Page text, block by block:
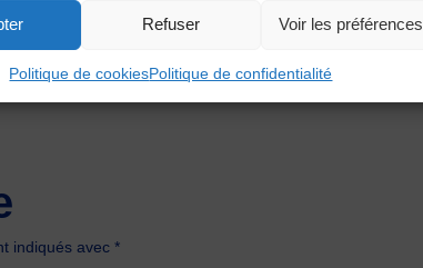
Refuser Voir les préférences
Politique de cookiesPolitique de confidentialité
indiqués avec*